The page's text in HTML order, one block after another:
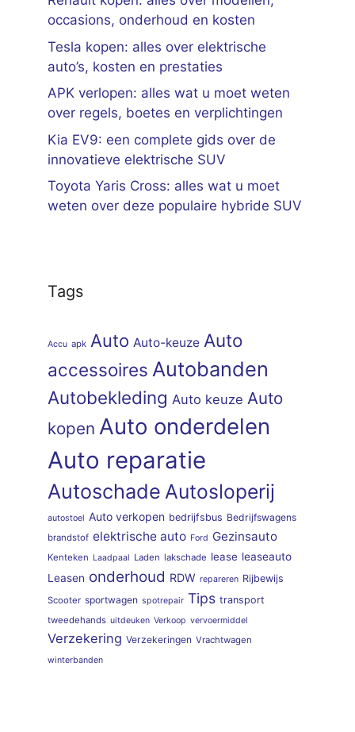
occasions, onderhoud en kosten
Tesla kopen: alles over elektrische
auto’s, kosten en prestaties
APK verlopen: alles wat u moet weten
over regels, boetes en verplichtingen
Kia EV9: een complete gids over de
innovatieve elektrische SUV
Toyota Yaris Cross: alles wat u moet
weten over deze populaire hybride SUV
Tags
Accu apk Auto Auto-keuze Auto
accessoires Autobanden
Autobekleding Auto keuze Auto
kopen Auto onderdelen
Auto reparatie
Autoschade Autosloperij
autostoel Auto verkopen bedrijfsbus Bedrijfswagens
brandstof elektrische auto Ford Gezinsauto
Kenteken Laadpaal Laden lakschade lease leaseauto
Leasen onderhoud RDW repareren Rijbewijs
Scooter sportwagen spotrepair Tips transport
tweedehands uitdeuken Verkoop vervoermiddel
Verzekering Verzekeringen Vrachtwagen
winterbanden